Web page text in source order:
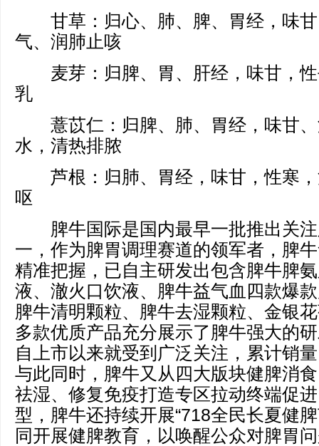
甘草：归心、肺、脾、胃经，味甘
气、润肺止咳
麦芽：归脾、胃、肝经，味甘，性
乳
薏苡仁：归脾、肺、胃经，味甘、
水，清热排脓
芦根：归肺、胃经，味甘，性寒，
呕
脾牛国际是国内最早一批推出关注
一，作为脾胃调理赛道的领军者，脾
精准把握，已自主研发出包含脾牛脾
液、澈火口饮液、脾牛益气血四款爆
脾牛清明颗粒、脾牛去湿颗粒、金银
多款优质产品充分展示了脾牛强大的
自上市以来就受到广泛关注，累计销
与此同时，脾牛又从四大版块健脾消
祛湿、修复免疫打造专区拉动终端促
型，脾牛还持续开展“718全民长夏健
同开展健脾教育，以唤醒公众对脾胃